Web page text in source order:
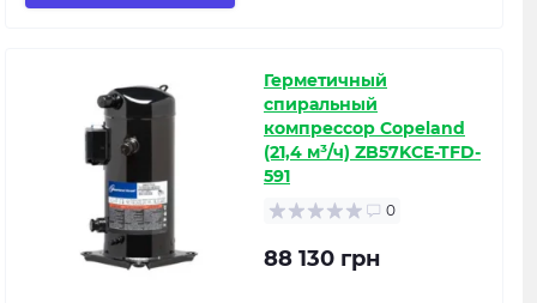
Герметичный
спиральный
компрессор Copeland
(21,4 м³/ч) ZB57KCE-TFD-
591
0
88 130 грн